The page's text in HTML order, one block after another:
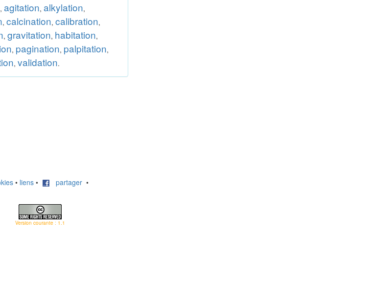
, agitation, alkylation,
, calcination, calibration,
, gravitation, habitation,
, pagination, palpitation,
, validation.
• liens • partager •
Version courante : 1.1